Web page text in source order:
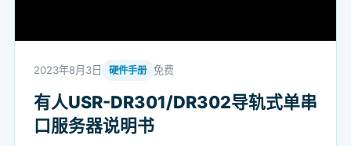
2023年8月3日 硬件手册 免费
有人USR-DR301/DR302导轨式单串
口服务器说明书